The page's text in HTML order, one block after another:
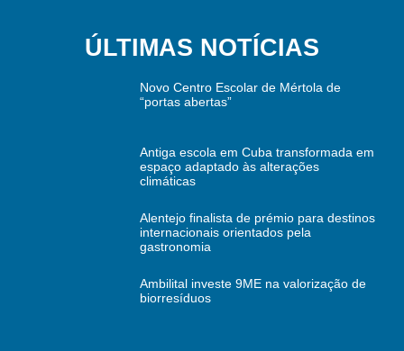
ÚLTIMAS NOTÍCIAS
Novo Centro Escolar de Mértola de
“portas abertas”
Antiga escola em Cuba transformada em
espaço adaptado às alterações
climáticas
Alentejo finalista de prémio para destinos
internacionais orientados pela
gastronomia
Ambilital investe 9ME na valorização de
biorresíduos